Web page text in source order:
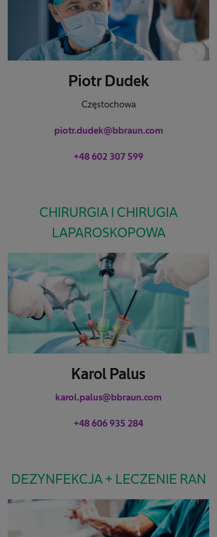
Piotr Dudek
Częstochowa
piotr.dudek@bbraun.com
+48 602 307 599
CHIRURGIA I CHIRUGIA
LAPAROSKOPOWA
Karol Palus
karol.palus@bbraun.com
+48 606 935 284
DEZYNFEKCJA + LECZENIE RAN